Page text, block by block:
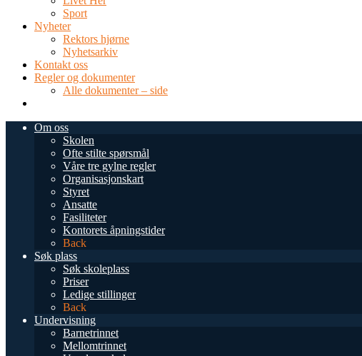
Sport
Nyheter
Rektors hjørne
Nyhetsarkiv
Kontakt oss
Regler og dokumenter
Alle dokumenter – side
Om oss
Skolen
Ofte stilte spørsmål
Våre tre gylne regler
Organisasjonskart
Styret
Ansatte
Fasiliteter
Kontorets åpningstider
Back
Søk plass
Søk skoleplass
Priser
Ledige stillinger
Back
Undervisning
Barnetrinnet
Mellomtrinnet